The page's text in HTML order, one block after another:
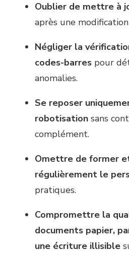
Oublier de mettre à
après une
Négliger la
codes-barres pour
anomalies.
Se reposer
robotisation sans
complément.
Omettre de former
régulièrement le
pratiques.
Compromettre la
documents papier,
une écriture illisible